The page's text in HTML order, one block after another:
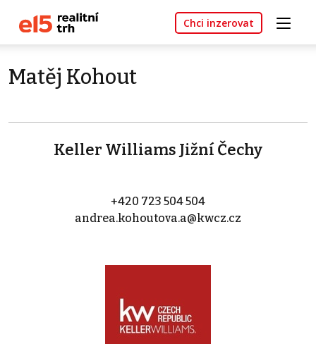
Chci inzerovat
Matěj Kohout
Keller Williams Jižní Čechy
+420 723 504 504
andrea.kohoutova.a@kwcz.cz